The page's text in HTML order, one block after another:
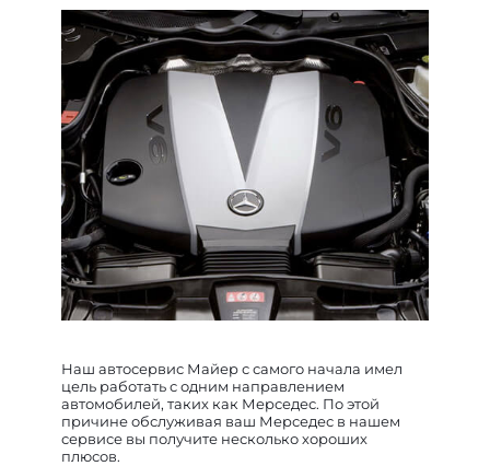
Наш автосервис Майер с самого начала имел
цель работать с одним направлением
автомобилей, таких как Мерседес. По этой
причине обслуживая ваш Мерседес в нашем
сервисе вы получите несколько хороших
плюсов.